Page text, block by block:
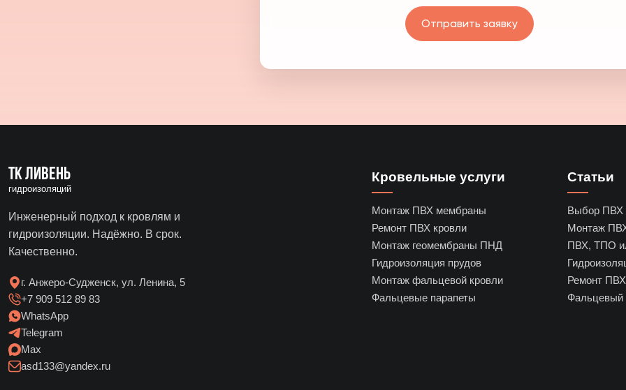
Отправить заявку
ТК Ливень
гидроизоляций
Инженерный подход к кровлям и
гидроизоляции. Надёжно. В срок.
Качественно.
г. Анжеро-Судженск, ул. Ленина, 5
+7 909 512 89 83
WhatsApp
Telegram
Max
asd133@yandex.ru
Кровельные услуги
Монтаж ПВХ мембраны
Ремонт ПВХ кровли
Монтаж геомембраны ПНД
Гидроизоляция прудов
Монтаж фальцевой кровли
Фальцевые парапеты
Статьи
Выбор ПВХ
Монтаж
ПВХ, ТПО
Ремонт
Фальцевый